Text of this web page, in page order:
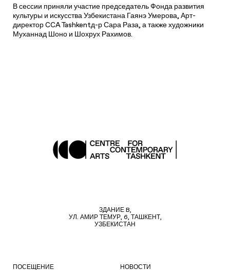
В сессии приняли участие председатель Фонда развития
культуры и искусства Узбекистана Гаянэ Умерова, Арт-
директор CCA Tashkentд-р Сара Раза, а также художники
Муханнад Шоно и Шохрух Рахимов.
ЗДАНИЕ B,
УЛ. АМИР ТЕМУР, 6, ТАШКЕНТ,
УЗБЕКИСТАН
ПОСЕЩЕНИЕ НОВОСТИ